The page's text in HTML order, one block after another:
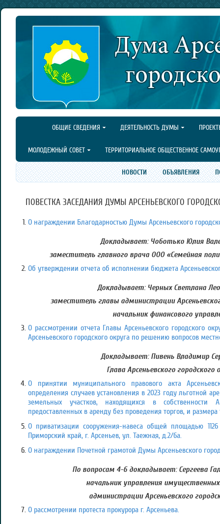
ОБЩИЕ СВЕДЕНИЯ ДЕЯТЕЛЬНОСТЬ ДУМЫ
МОЛОДЕЖНЫЙ СОВЕТ ТЕРРИТОРИАЛЬНОЕ ОБЩЕСТВЕННОЕ
НОВОСТИ ОБЪЯВЛЕНИЯ
ПОВЕСТКА ЗАСЕДАНИЯ ДУМЫ АРСЕНЬЕВСКОГО
О награждении Благодарностью Думы Арсеньевского
Докладывает: Чоботько Юлия
заместитель главного врача ООО «Семейная
Об утверждении отчета об исполнении бюджета
Докладывает: Черных Светлана
заместитель главы администрации
начальник финансового
О рассмотрении отчета Главы Арсеньевского городского
Арсеньевского городского округа по решению вопросов
Докладывает: Пивень Владимир
Глава Арсеньевского городского
О принятии муниципального правового акта
определения случаев установления в 2023 году льготной
земельных участков, находящихся в собственности
предоставленных в аренду без проведения торгов, и
О приватизации сооружения-навеса общей площадью
Приморский край, г. Арсеньев, ул. Таежная, д.2/6а.
О награждении Почетной грамотой Думы Арсеньевского
По вопросам 4-6 докладывает: Сергеева
начальник управления
администрации Арсеньевского
О рассмотрении протеста прокурора г. Арсеньева.